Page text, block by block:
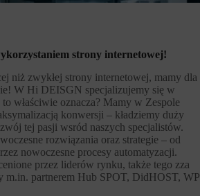
strony internetowej!
niż zwykłej strony internetowej, mamy dla
W Hi DEISGN specjalizujemy się w
to właściwie oznacza? Mamy w Zespole
konwersji – kładziemy duży
tej pasji wsród naszych specjalistów.
rozwiązania oraz strategie – od
nowoczesne procesy automatyzacji.
przez liderów rynku, także tego zza
m.in. partnerem Hub SPOT, DidHOST, WP